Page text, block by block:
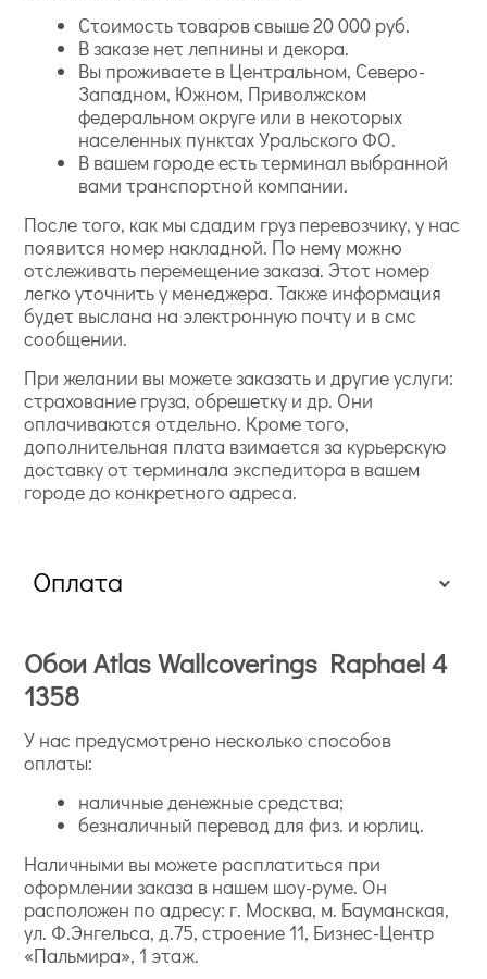
Стоимость товаров свыше 20 000 руб.
В заказе нет лепнины и декора.
Вы проживаете в Центральном, Северо-
Западном, Южном, Приволжском
федеральном округе или в некоторых
населенных пунктах Уральского ФО.
В вашем городе есть терминал выбранной
вами транспортной компании.
После того, как мы сдадим груз перевозчику, у нас
появится номер накладной. По нему можно
отслеживать перемещение заказа. Этот номер
легко уточнить у менеджера. Также информация
будет выслана на электронную почту и в смс
сообщении.
При желании вы можете заказать и другие услуги:
страхование груза, обрешетку и др. Они
оплачиваются отдельно. Кроме того,
дополнительная плата взимается за курьерскую
доставку от терминала экспедитора в вашем
городе до конкретного адреса.
Оплата
Обои Atlas Wallcoverings Raphael 4
1358
У нас предусмотрено несколько способов
оплаты:
наличные денежные средства;
безналичный перевод для физ. и юрлиц.
Наличными вы можете расплатиться при
оформлении заказа в нашем шоу-руме. Он
расположен по адресу: г. Москва, м. Бауманская,
ул. Ф.Энгельса, д.75, строение 11, Бизнес-Центр
«Пальмира», 1 этаж.